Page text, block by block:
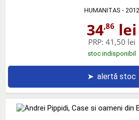
HUMANITAS - 2012
34,86 lei
PRP: 41,50 lei
stoc indisponibil
➤ alertă stoc